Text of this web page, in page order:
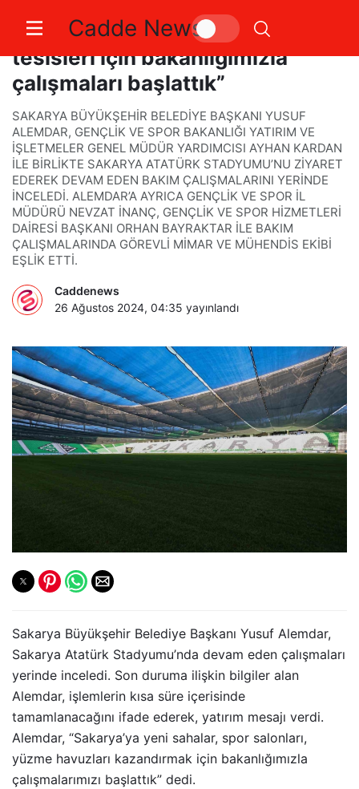
Cadde News
Başkan Alemdar: “Yeni spor
tesisleri için bakanlığımızla
çalışmaları başlattık”
SAKARYA BÜYÜKŞEHİR BELEDİYE BAŞKANI YUSUF
ALEMDAR, GENÇLİK VE SPOR BAKANLIĞI YATIRIM VE
İŞLETMELER GENEL MÜDÜR YARDIMCISI AYHAN KARDAN
İLE BİRLİKTE SAKARYA ATATÜRK STADYUMU’NU ZİYARET
EDEREK DEVAM EDEN BAKIM ÇALIŞMALARINI YERİNDE
İNCELEDİ. ALEMDAR’A AYRICA GENÇLİK VE SPOR İL
MÜDÜRÜ NEVZAT İNANÇ, GENÇLİK VE SPOR HİZMETLERİ
DAİRESİ BAŞKANI ORHAN BAYRAKTAR İLE BAKIM
ÇALIŞMALARINDA GÖREVLİ MİMAR VE MÜHENDİS EKİBİ
EŞLİK ETTİ.
Caddenews
26 Ağustos 2024, 04:35 yayınlandı
Sakarya Büyükşehir Belediye Başkanı Yusuf Alemdar,
Sakarya Atatürk Stadyumu’nda devam eden çalışmaları
yerinde inceledi. Son duruma ilişkin bilgiler alan
Alemdar, işlemlerin kısa süre içerisinde
tamamlanacağını ifade ederek, yatırım mesajı verdi.
Alemdar, “Sakarya’ya yeni sahalar, spor salonları,
yüzme havuzları kazandırmak için bakanlığımızla
çalışmalarımızı başlattık” dedi.